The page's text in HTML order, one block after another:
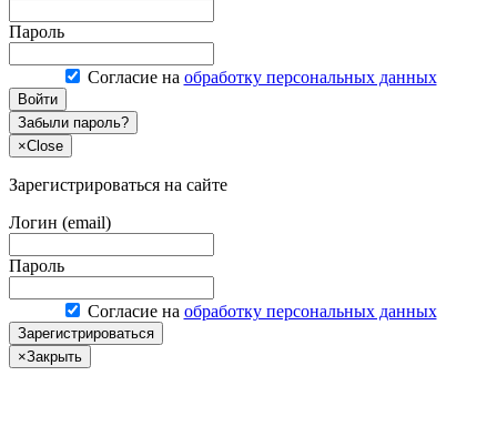
Пароль
Согласие на обработку персональных данных
Войти
Забыли пароль?
×Close
Зарегистрироваться на сайте
Логин (email)
Пароль
Согласие на обработку персональных данных
Зарегистрироваться
×Закрыть